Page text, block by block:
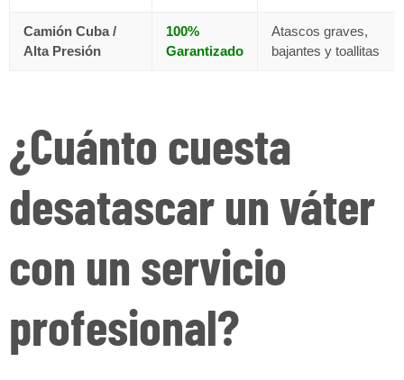
Camión Cuba /
Alta Presión
100%
Garantizado
Atascos graves,
bajantes y toallitas
¿Cuánto cuesta
desatascar un váter
con un servicio
profesional?